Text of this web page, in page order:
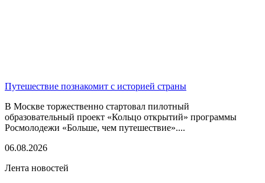
Путешествие познакомит с историей страны
В Москве торжественно стартовал пилотный
образовательный проект «Кольцо открытий» программы
Росмолодежи «Больше, чем путешествие»....
06.08.2026
Лента новостей